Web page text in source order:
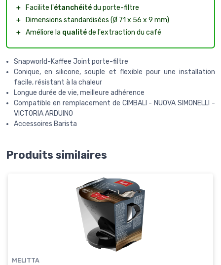
＋
Facilite l'étanchéitédu porte-filtre
＋
Dimensions standardisées (Ø 71 x 56 x 9 mm)
＋ Améliore la qualitéde l'extraction du café
Snapworld-Kaffee Joint porte-filtre
Conique, en silicone, souple et flexible pour une installation
facile, résistant à la chaleur
Longue durée de vie, meilleure adhérence
Compatible en remplacement de CIMBALI - NUOVA SIMONELLI -
VICTORIA ARDUINO
Accessoires Barista
Produits similaires
MELITTA